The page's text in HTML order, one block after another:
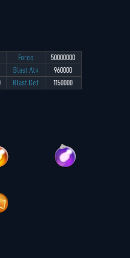
Force
50000000
Blast Atk
960000
Blast Def 1150000